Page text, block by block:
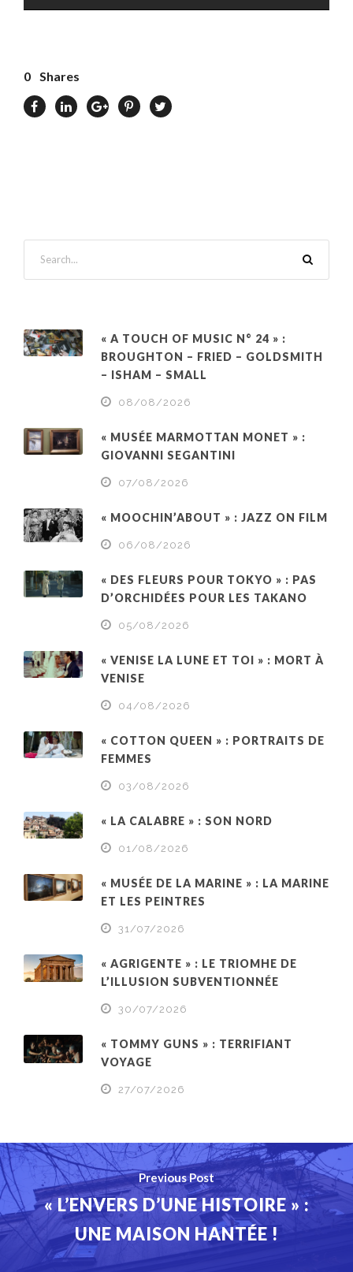
0 Shares
« A TOUCH OF MUSIC N° 24 » :
BROUGHTON – FRIED – GOLDSMITH
– ISHAM – SMALL
08/08/2026
« MUSÉE MARMOTTAN MONET » :
GIOVANNI SEGANTINI
07/08/2026
« MOOCHIN’ABOUT » : JAZZ ON FILM
06/08/2026
« DES FLEURS POUR TOKYO » : PAS
D’ORCHIDÉES POUR LES TAKANO
05/08/2026
« VENISE LA LUNE ET TOI » : MORT À
VENISE
04/08/2026
« COTTON QUEEN » : PORTRAITS DE
FEMMES
03/08/2026
« LA CALABRE » : SON NORD
01/08/2026
« MUSÉE DE LA MARINE » : LA MARINE
ET LES PEINTRES
31/07/2026
« AGRIGENTE » : LE TRIOMHE DE
L’ILLUSION SUBVENTIONNÉE
30/07/2026
« TOMMY GUNS » : TERRIFIANT
VOYAGE
27/07/2026
Previous Post
« L’ENVERS D’UNE HISTOIRE » :
UNE MAISON HANTÉE !